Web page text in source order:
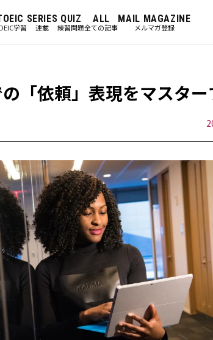
学習
SERIES
連載
QUIZ
練習問題
ALL
全ての記事
MAIL MAGAZINE
メルマガ登録
「依頼」表現をマスター